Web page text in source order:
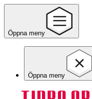
Öppna meny
Öppna meny